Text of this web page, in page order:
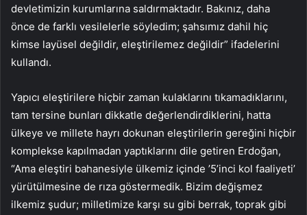
devletimizin kurumlarına saldırmaktadır. Bakınız, daha
önce de farklı vesilelerle söyledim; şahsımız dahil hiç
kimse layüsel değildir, eleştirilemez değildir” ifadelerini
kullandı.
Yapıcı eleştirilere hiçbir zaman kulaklarını tıkamadıklarını,
tam tersine bunları dikkatle değerlendirdiklerini, hatta
ülkeye ve millete hayrı dokunan eleştirilerin gereğini hiçbir
komplekse kapılmadan yaptıklarını dile getiren Erdoğan,
“Ama eleştiri bahanesiyle ülkemiz içinde ’5’inci kol faaliyeti’
yürütülmesine de rıza göstermedik. Bizim değişmez
ilkemiz şudur; milletimize karşı su gibi berrak, toprak gibi